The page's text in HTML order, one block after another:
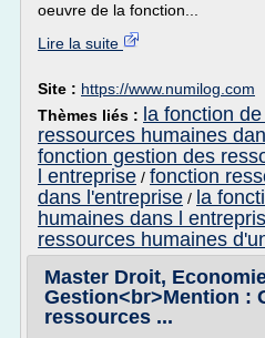
oeuvre de la fonction...
Lire la suite
Site : https://www.numilog.com
Thèmes liés : la fonction
ressources humaines
fonction gestion des
l entreprise / fonction
dans l'entreprise / la
humaines dans l
ressources humaines
Master Droit,
Gestion<br>Mention :
ressources ...